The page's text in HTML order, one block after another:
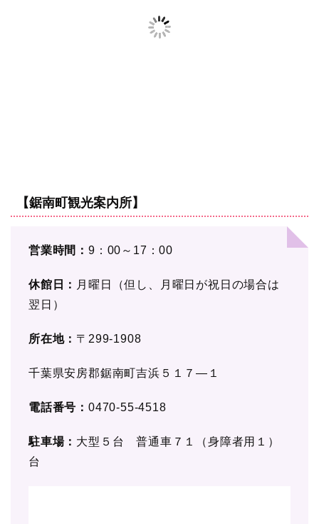
【鋸南町観光案内所】
営業時間： 9：00～17：00
休館日： 月曜日（但し、月曜日が祝日の場合は
翌日）
所在地： 〒299-1908
千葉県安房郡鋸南町吉浜５１７―１
電話番号： 0470-55-4518
駐車場： 大型５台 普通車７１（身障者用１）
台